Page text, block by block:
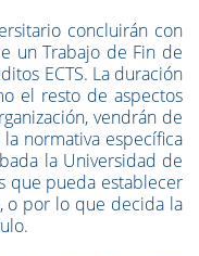
concluirán con
un Trabajo de Fin de
ECTS. La duración
el resto de aspectos
vendrán de
normativa específica
la Universidad de
que pueda establecer
o por lo que decida la